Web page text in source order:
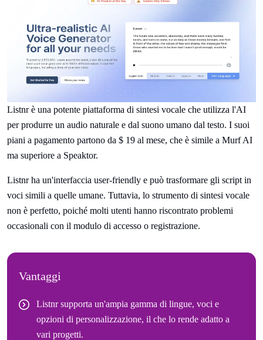
Listnr è una potente piattaforma di sintesi vocale che utilizza l'AI
per produrre un audio naturale e dal suono umano dal testo. I suoi
piani a pagamento partono da $ 19 al mese, che è simile a Murf AI
ma superiore a Speaktor.
Listnr ha un'interfaccia user-friendly e può trasformare gli script in
voci simili a quelle umane. Tuttavia, lo strumento di sintesi vocale
non è perfetto, poiché molti utenti hanno riscontrato problemi
occasionali con il modulo di accesso o registrazione.
Vantaggi
Listnr supporta un'ampia gamma di lingue, voci e
opzioni di personalizzazione, il che lo rende adatto a
vari progetti.